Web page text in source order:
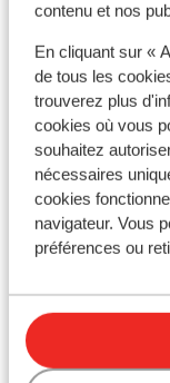
contenu et nos
En cliquant sur «
de tous les
trouverez plus
cookies où vous
souhaitez
nécessaires
cookies
navigateur. Vous
préférences ou
À proximité
Distance de la
Distance du
Distance de
Distance
Distance
Distance au